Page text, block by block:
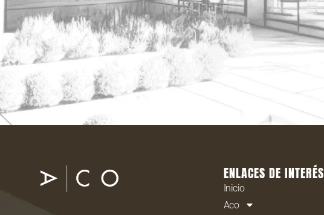
ENLACES DE INTERÉS
Inicio
Aco